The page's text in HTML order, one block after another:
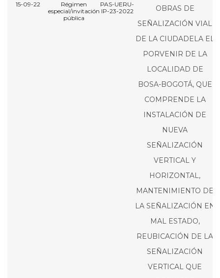
15-09-22
Régimen
especial/invitación
pública
PAS-UERU-
IP-23-2022
OBRAS DE
SEÑALIZACIÓN VIAL
DE LA CIUDADELA EL
PORVENIR DE LA
LOCALIDAD DE
BOSA-BOGOTÁ, QUE
COMPRENDE LA
INSTALACIÓN DE
NUEVA
SEÑALIZACIÓN
VERTICAL Y
HORIZONTAL,
MANTENIMIENTO DE
LA SEÑALIZACIÓN EN
MAL ESTADO,
REUBICACIÓN DE LA
SEÑALIZACIÓN
VERTICAL QUE